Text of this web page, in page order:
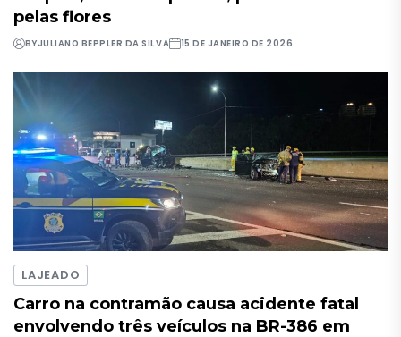
pelas flores
BYJULIANO BEPPLER DA SILVA 15 DE JANEIRO DE 2026
LAJEADO
Carro na contramão causa acidente fatal
envolvendo três veículos na BR-386 em